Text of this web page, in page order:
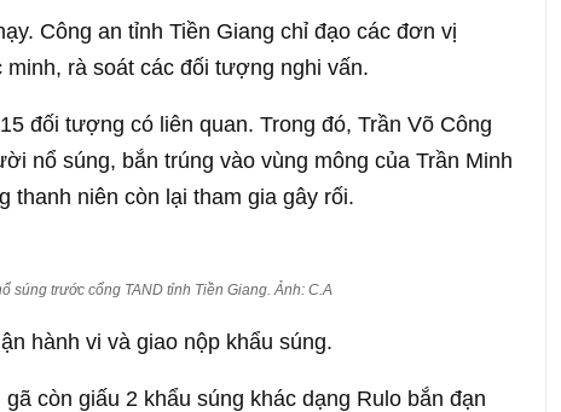
Công an tỉnh Tiền Giang chỉ đạo các đơn vị
rà soát các đối tượng nghi vấn.
đối tượng có liên quan. Trong đó, Trần Võ Công
nổ súng, bắn trúng vào vùng mông của Trần Minh
niên còn lại tham gia gây rối.
súng trước cổng TAND tỉnh Tiền Giang. Ảnh: C.A
hành vi và giao nộp khẩu súng.
còn giấu 2 khẩu súng khác dạng Rulo bắn đạn